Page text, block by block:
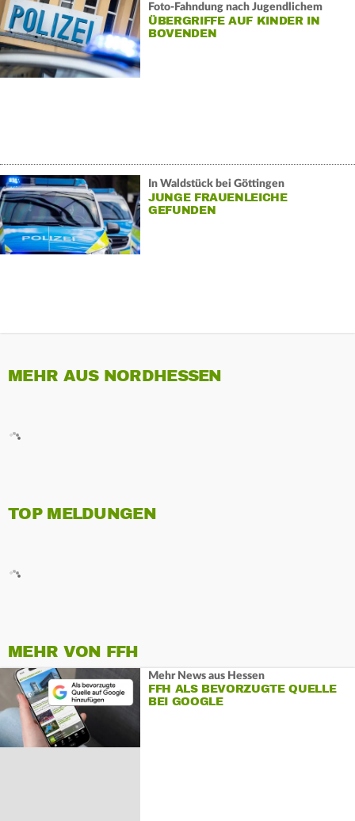
Foto-Fahndung nach Jugendlichem
ÜBERGRIFFE AUF KINDER IN
BOVENDEN
In Waldstück bei Göttingen
JUNGE FRAUENLEICHE
GEFUNDEN
MEHR AUS NORDHESSEN
TOP MELDUNGEN
MEHR VON FFH
Mehr News aus Hessen
FFH ALS BEVORZUGTE QUELLE
BEI GOOGLE